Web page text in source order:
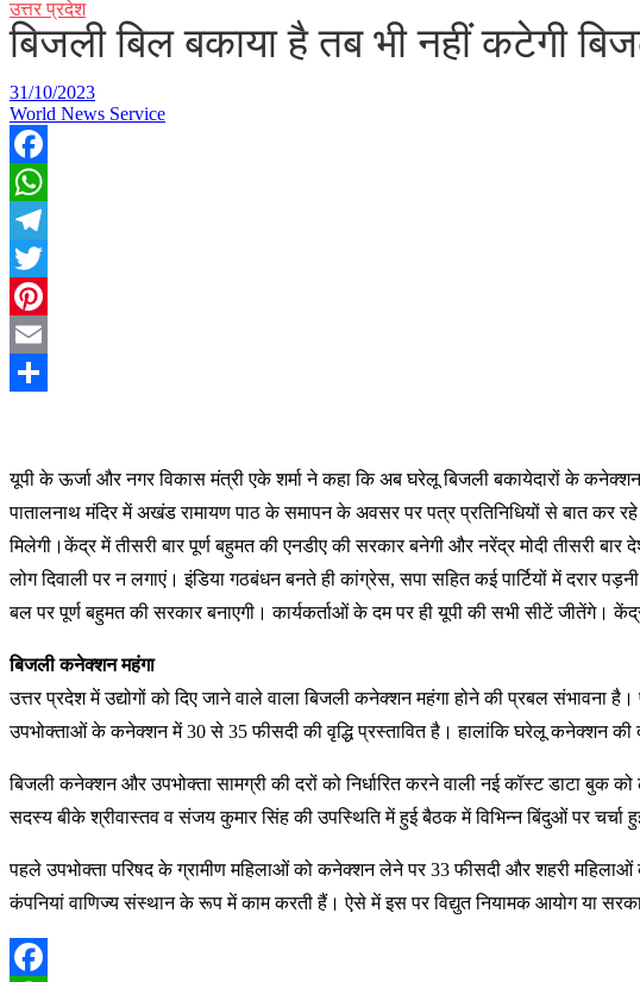
उत्तर प्रदेश
बिजली बिल बकाया है तब भी नहीं कटेगी
31/10/2023
World News Service
Facebook
WhatsApp
Telegram
Twitter
Pinterest
Email
यूपी के ऊर्जा और नगर विकास मंत्री एके शर्मा ने कहा कि अब घरेलू बिजली बकायेदारों के
पातालनाथ मंदिर में अखंड रामायण पाठ के समापन के अवसर पर पत्र प्रतिनिधियों से बात कर
मिलेगी।केंद्र में तीसरी बार पूर्ण बहुमत की एनडीए की सरकार बनेगी और नरेंद्र मोदी तीसरी
लोग दिवाली पर न लगाएं। इंडिया गठबंधन बनते ही कांग्रेस, सपा सहित कई पार्टियों में दरार
बल पर पूर्ण बहुमत की सरकार बनाएगी। कार्यकर्ताओं के दम पर ही यूपी की सभी सीटें जीतेंगे।
बिजली कनेक्शन महंगा
उत्तर प्रदेश में उद्योगों को दिए जाने वाले वाला बिजली कनेक्शन महंगा होने की प्रबल
उपभोक्ताओं के कनेक्शन में 30 से 35 फीसदी की वृद्धि प्रस्तावित है। हालांकि घरेलू कनेक्शन की
बिजली कनेक्शन और उपभोक्ता सामग्री की दरों को निर्धारित करने वाली नई कॉस्ट डाटा बुक
सदस्य बीके श्रीवास्तव व संजय कुमार सिंह की उपस्थिति में हुई बैठक में विभिन्न बिंदुओं पर चर्चा
पहले उपभोक्ता परिषद के ग्रामीण महिलाओं को कनेक्शन लेने पर 33 फीसदी और शहरी
कंपनियां वाणिज्य संस्थान के रूप में काम करती हैं। ऐसे में इस पर विद्युत नियामक आयोग या